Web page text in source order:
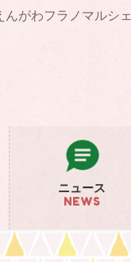
んがわフラノマルシェ
ニュース
NEWS